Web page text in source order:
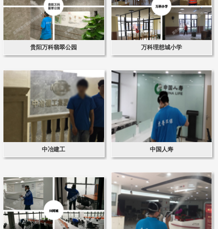
贵阳万科翡翠公园 万科理想城小学
中冶建工 中国人寿